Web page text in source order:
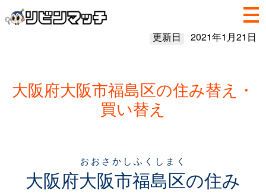
更新日 2021年1月21日
大阪府大阪市福島区の住み替え・
買い替え
大阪府大阪市福島区
おおさかしふくしまく
の住み